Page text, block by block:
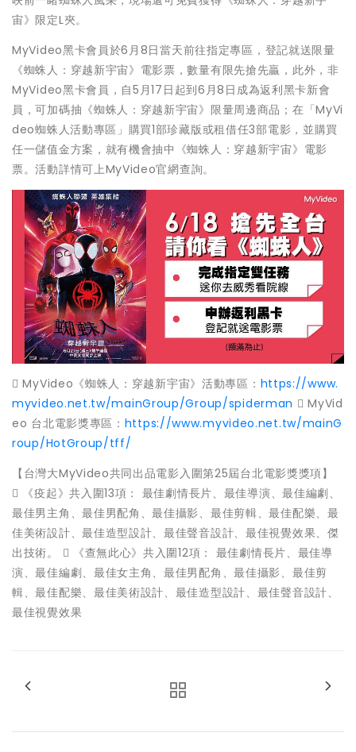
宙》限定L夾。
MyVideo黑卡會員於6月8日當天前往指定專區，登記就送限量
《蜘蛛人：穿越新宇宙》電影票，數量有限先搶先贏，此外，非
MyVideo黑卡會員，自5月17日起到6月8日成為返利黑卡新會
員，可加碼抽《蜘蛛人：穿越新宇宙》限量周邊商品；在「MyVi
deo蜘蛛人活動專區」購買1部珍藏版或租借任3部電影，並購買
任一儲值金方案，就有機會抽中《蜘蛛人：穿越新宇宙》電影
票。活動詳情可上MyVideo官網查詢。
 MyVideo《蜘蛛人：穿越新宇宙》活動專區： https://www.
myvideo.net.tw/mainGroup/Group/spiderman  MyVid
eo 台北電影獎專區： https://www.myvideo.net.tw/mainG
roup/HotGroup/tff/
【台灣大MyVideo共同出品電影入圍第25屆台北電影獎獎項】
 《疫起》共入圍13項： 最佳劇情長片、最佳導演、最佳編劇、
最佳男主角、最佳男配角、最佳攝影、最佳剪輯、最佳配樂、最
佳美術設計、最佳造型設計、最佳聲音設計、最佳視覺效果、傑
出技術。  《查無此心》共入圍12項： 最佳劇情長片、最佳導
演、最佳編劇、最佳女主角、最佳男配角、最佳攝影、最佳剪
輯、最佳配樂、最佳美術設計、最佳造型設計、最佳聲音設計、
最佳視覺效果